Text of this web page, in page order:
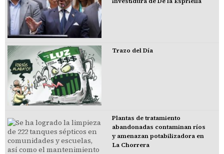
Trazo del Día
Plantas de tratamiento
abandonadas contaminan ríos
y amenazan potabilizadora en
La Chorrera